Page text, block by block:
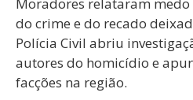
Moradores relataram
do crime e do recado
Polícia Civil abriu
autores do homicídio e
facções na região.